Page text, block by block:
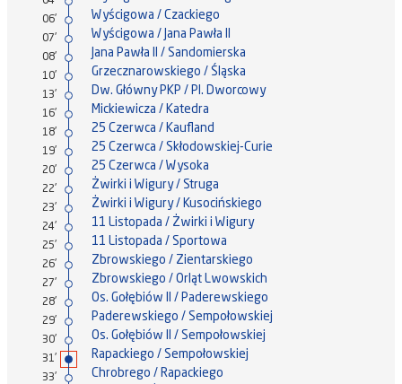
06' Wyścigowa / Czackiego
07' Wyścigowa / Jana Pawła II
08' Jana Pawła II / Sandomierska
10' Grzecznarowskiego / Śląska
13' Dw. Główny PKP / Pl. Dworcowy
16' Mickiewicza / Katedra
18' 25 Czerwca / Kaufland
19' 25 Czerwca / Skłodowskiej-Curie
20' 25 Czerwca / Wysoka
22' Żwirki i Wigury / Struga
23' Żwirki i Wigury / Kusocińskiego
24' 11 Listopada / Żwirki i Wigury
25' 11 Listopada / Sportowa
26' Zbrowskiego / Zientarskiego
27' Zbrowskiego / Orląt Lwowskich
28' Os. Gołębiów II / Paderewskiego
29' Paderewskiego / Sempołowskiej
30' Os. Gołębiów II / Sempołowskiej
31' Rapackiego / Sempołowskiej
33' Chrobrego / Rapackiego